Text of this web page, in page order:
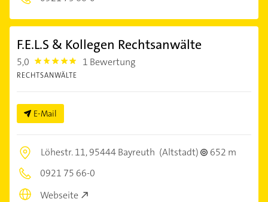
F.E.L.S & Kollegen Rechtsanwälte
5,0 5.0 1 Bewertung
RECHTSANWÄLTE
E-Mail
Löhestr. 11,95444 Bayreuth (Altstadt)
652 m
0921 75 66-0
Webseite